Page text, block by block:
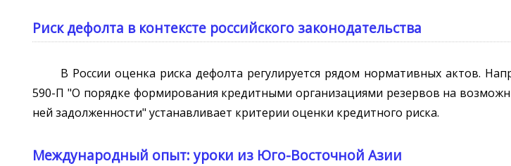
Риск дефолта в контексте российского законодательства
В России оценка риска дефолта регулируется рядом нормативных актов.
590-П "О порядке формирования кредитными организациями резервов на
ней задолженности" устанавливает критерии оценки кредитного риска.
Международный опыт: уроки из Юго-Восточной Азии